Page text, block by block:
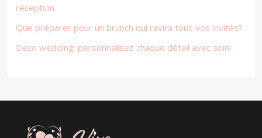
réception.
Que préparer pour un brunch qui ravira tous vos invités?
Deco wedding: personnalisez chaque détail avec soin!